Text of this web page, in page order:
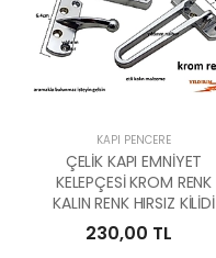
KAPI PENCERE
ÇELİK KAPI EMNİYET
KELEPÇESİ KROM RENK
KALIN RENK HIRSIZ KİLİDİ
230,00 TL